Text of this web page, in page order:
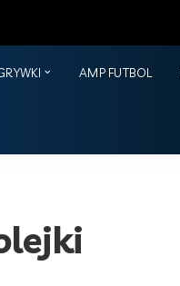
AMP FUTBOL